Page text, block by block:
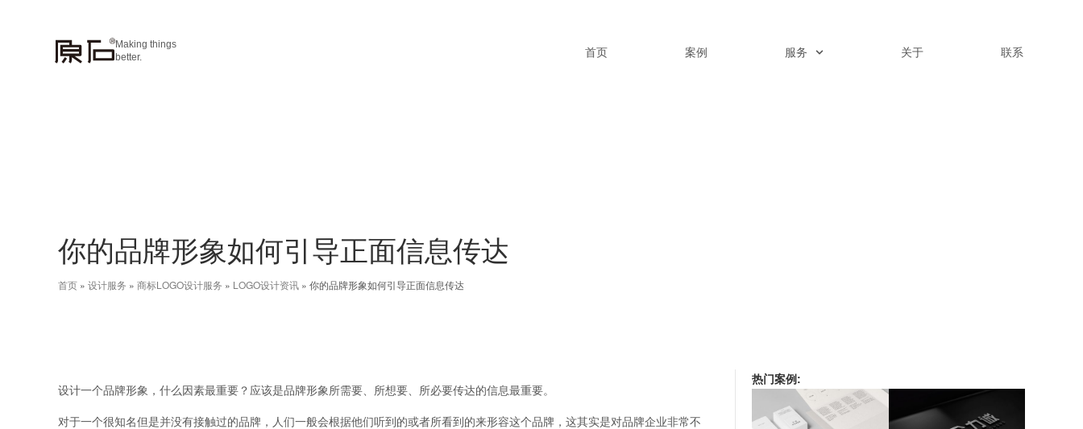
Making things
better.
首页 案例 服务 关于 联系
你的品牌形象如何引导正面信息传达
首页 » 设计服务 » 商标LOGO设计服务 » LOGO设计资讯 » 你的品牌形象如何引导正面信息传达
设计一个品牌形象，什么因素最重要？应该是品牌形象所需要、所想要、所必要传达的信息最重要。
对于一个很知名但是并没有接触过的品牌，人们一般会根据他们听到的或者所看到的来形容这个品牌，这其实是对品牌企业非常不
热门案例: